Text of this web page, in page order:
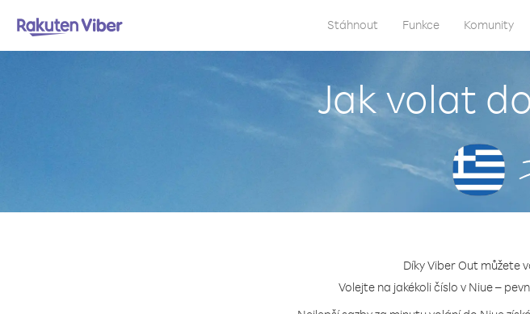
Stáhnout Funkce Komunity
Jak volat
Díky Viber Out můžete
Volejte na jakékoli číslo v Niue –